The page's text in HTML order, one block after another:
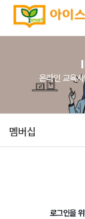
온라인 교육
멤버십
로그인을